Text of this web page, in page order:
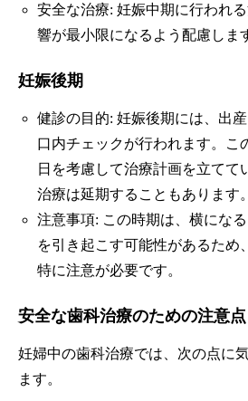
安全な治療: 妊娠中期に行われ
響が最小限になるよう配慮しま
妊娠後期
健診の目的: 妊娠後期には、出
口内チェックが行われます。こ
日を考慮して治療計画を立てて
治療は延期することもあります。
注意事項: この時期は、横にな
を引き起こす可能性があるため
特に注意が必要です。
安全な歯科治療のための注意点
妊婦中の歯科治療では、次の点に
ます。